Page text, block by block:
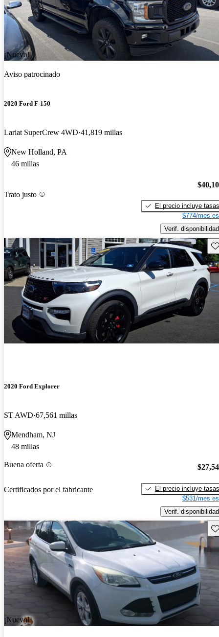
¡Nuevo!
Aviso patrocinado
2020 Ford F-150
Lariat SuperCrew 4WD 41,819 millas
New Holland, PA
46 millas
Trato justo
El precio incluye tasas
$774/mes
Verif. disponibilidad
2020 Ford Explorer
ST AWD 67,561 millas
Mendham, NJ
48 millas
Buena oferta
Certificados por el fabricante
El precio incluye tasas
$531/mes
Verif. disponibilidad
¡Nuevo!